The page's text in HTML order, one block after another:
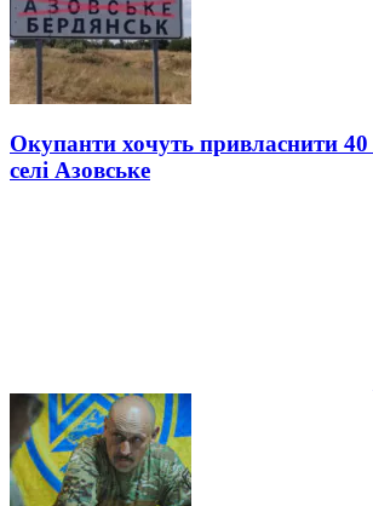
Окупанти хочуть привласнити
селі Азовське